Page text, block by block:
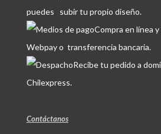
puedes subir tu propio diseño.
Compra en línea
Webpay o transferencia bancaria.
Recibe tu pedido a
Chilexpress.
Contáctanos